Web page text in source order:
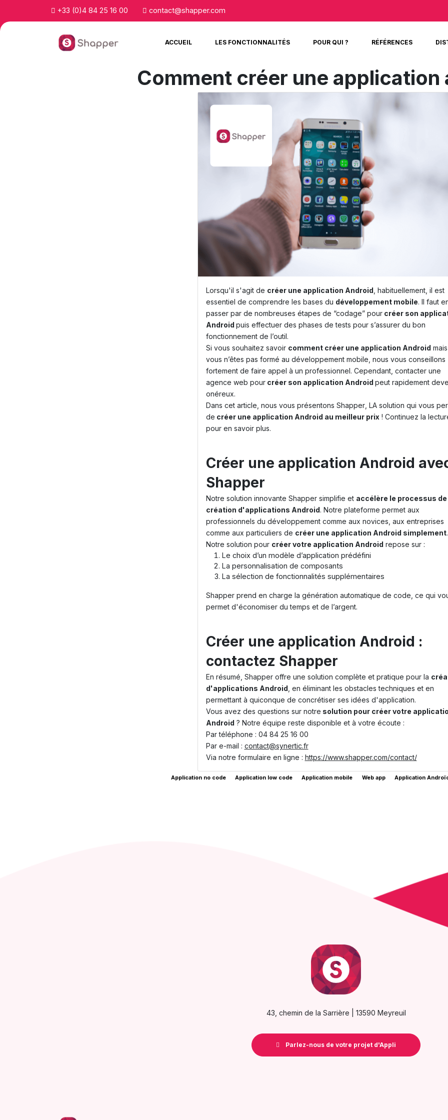
+33 (0)4 84 25 16 00 contact@shapper.com
ACCUEIL LES FONCTIONNALITÉS POUR QUI ? RÉFÉRENCES
Comment créer une application
Lorsqu'il s'agit de créer une application Android , habituellement, il est
essentiel de comprendre les bases du développement mobile. Il faut
passer par de nombreuses étapes de “codage” pourcréer son
Android puis effectuer des phases de tests pour s’assurer du bon
fonctionnement de l’outil.
Si vous souhaitez savoir comment créer une application Android
vous n’êtes pas formé au développement mobile, nous vous conseillons
fortement de faire appel à un professionnel. Cependant, contacter une
agence web pourcréer son application Android peut rapidement
onéreux.
Dans cet article, nous vous présentons Shapper, LA solution qui vous
de créer une application Android au meilleur prix ! Continuez la
pour en savoir plus.
Créer une application Android
Shapper
Notre solution innovante Shapper simplifie et accélère le processus de
création d'applications Android. Notre plateforme permet aux
professionnels du développement comme aux novices, aux entreprises
comme aux particuliers de créer une application Android simplement.
Notre solution pour créer votre application Android repose sur :
Le choix d’un modèle d’application prédéfini
La personnalisation de composants
La sélection de fonctionnalités supplémentaires
Shapper prend en charge la génération automatique de code, ce qui
permet d'économiser du temps et de l’argent.
Créer une application Android :
contactez Shapper
En résumé, Shapper offre une solution complète et pratique pour la
d'applications Android , en éliminant les obstacles techniques et en
permettant à quiconque de concrétiser ses idées d'application.
Vous avez des questions sur notre solution pour créer votre
Android ? Notre équipe reste disponible et à votre écoute :
Par téléphone : 04 84 25 16 00
Par e-mail : contact@synertic.fr
Via notre formulaire en ligne : https://www.shapper.com/contact/
Application no code Application low code Application mobile Web app Application
43, chemin de la Sarrière | 13590 Meyreuil
Parlez-nous de votre projet d'Appli